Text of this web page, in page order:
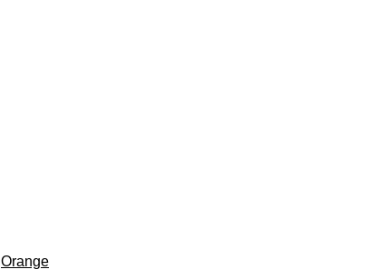
Orange